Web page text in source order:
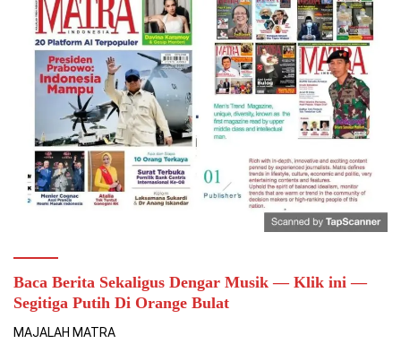
Baca Berita Sekaligus Dengar Musik — Klik ini —
Segitiga Putih Di Orange Bulat
MAJALAH MATRA